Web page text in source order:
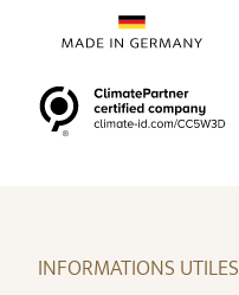
INFORMATIONS UTILES